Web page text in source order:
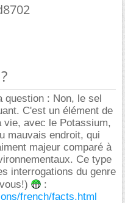
question : Non, le sel
C'est un élément de
vie, avec le Potassium,
mauvais endroit, qui
majeur comparé à
Ce type
interrogations du genre
:
french/facts.html